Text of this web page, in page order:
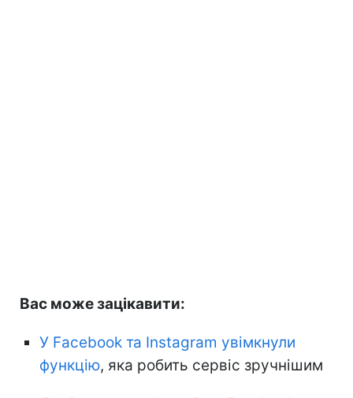
Вас може зацікавити:
У Facebook та Instagram увімкнули
функцію, яка робить сервіс зручнішим